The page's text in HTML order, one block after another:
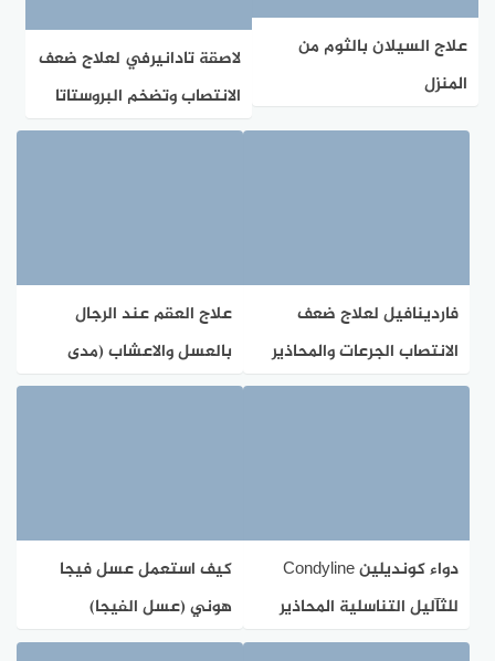
علاج السيلان بالثوم من
المنزل
لاصقة تادانيرفي لعلاج ضعف
الانتصاب وتضخم البروستاتا
المحاذير ودواعي الاستخدام
فاردينافيل لعلاج ضعف
الانتصاب الجرعات والمحاذير
علاج العقم عند الرجال
بالعسل والاعشاب (مدى
فعاليته)
دواء كونديلين Condyline
للثآليل التناسلية المحاذير
والآثار الجانبية
كيف استعمل عسل فيجا
هوني (عسل الفيجا)